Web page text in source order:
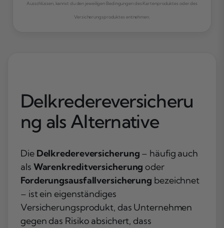
Ausschlüssen, kannst du den jeweiligen Bedingungen des Kartenproduktes oder des
Versicherungsproduktes entnehmen.
Delkredereversicheru
ng als Alternative
Die Delkredereversicherung – häufig auch
als Warenkreditversicherung oder
Forderungsausfallversicherung bezeichnet
– ist ein eigenständiges
Versicherungsprodukt, das Unternehmen
gegen das Risiko absichert, dass